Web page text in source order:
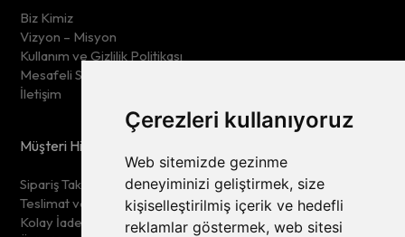
Çerezleri kullanıyoruz
Web sitemizde gezinme
deneyiminizi geliştirmek, size
kişiselleştirilmiş içerik ve hedefli
reklamlar göstermek, web sitesi
Biz Kimiz
Vizyon – Misyon
Kullanım ve Gizlilik Politikası
Mesafeli Satış Sözleşmesi
İletişim
Müşteri Hizmetleri
Sipariş Takip
Teslimat ve İade Şartları
Kolay İade